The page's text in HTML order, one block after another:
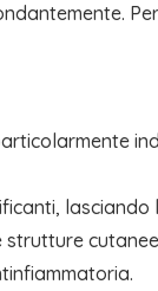
lasciando